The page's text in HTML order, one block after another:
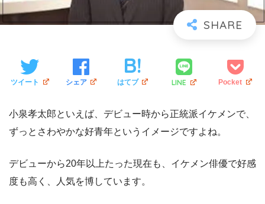
ツイート シェア はてブ LINE Pocket
小泉孝太郎といえば、デビュー時から正統派イケメンで、
ずっとさわやかな好青年というイメージですよね。
デビューから20年以上たった現在も、イケメン俳優で好感
度も高く、人気を博しています。